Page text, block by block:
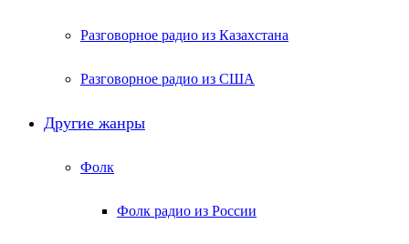
Разговорное радио из Казахстана
Разговорное радио из США
Другие жанры
Фолк
Фолк радио из России